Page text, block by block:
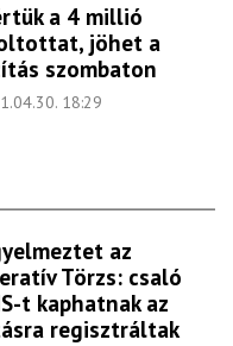
a 4 millió
jöhet a
szombaton
18:29
az
Törzs: csaló
t kaphatnak az
regisztráltak